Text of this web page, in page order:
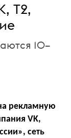
T2,
10–
рекламную
VK,
сеть